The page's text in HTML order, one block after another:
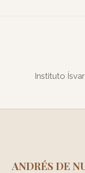
Instituto
ANDRÉS DE